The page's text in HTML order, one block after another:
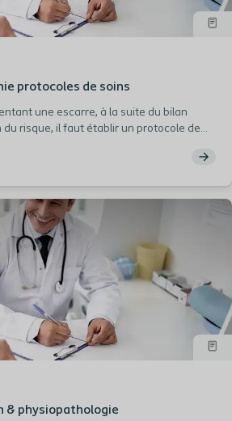
protocoles de soins
une escarre, à la suite du bilan
risque, il faut établir un protocole de
& physiopathologie